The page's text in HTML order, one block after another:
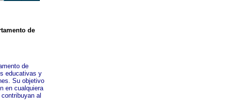
de
de
educativas y
Su objetivo
en cualquiera
al